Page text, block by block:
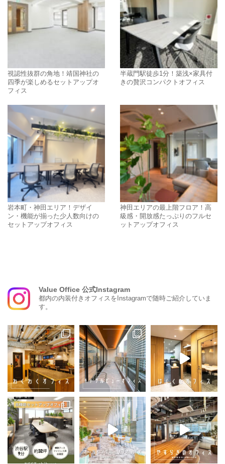
視認性抜群の角地！靖国神社の
四季が楽しめるセットアップオ
フィス
半蔵門駅徒歩1分！築浅×家具付
きの贅沢コンパクトオフィス
岩本町・神田エリア！デザイ
ン・機能が揃った少人数向けの
セットアップオフィス
神田エリアの最上階フロア！高
級感・開放感たっぷりのフルセ
ットアップオフィス
Value Office 公式Instagram
都内の内装付きオフィスをInstagramで随時ご紹介していま
す。